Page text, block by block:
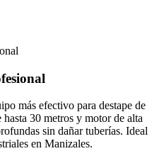
más efectivo para destape de
30 metros y motor de alta
sin dañar tuberías. Ideal
en Manizales.